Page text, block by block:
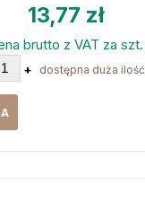
13,77 zł
brutto z VAT za szt.
+ dostępna duża ilość